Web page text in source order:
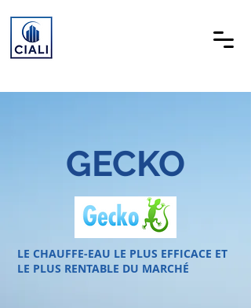
GECKO
LE CHAUFFE-EAU LE PLUS EFFICACE ET
LE PLUS RENTABLE DU MARCHÉ